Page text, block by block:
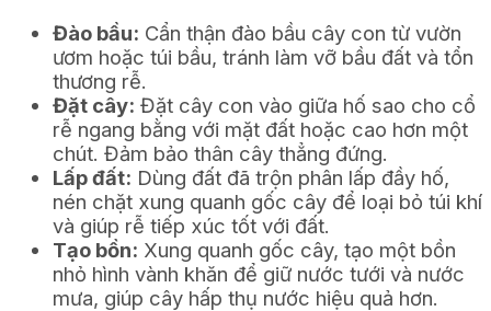
Đào bầu: Cẩn thận đào bầu cây con từ vườn
ươm hoặc túi bầu, tránh làm vỡ bầu đất và tổn
thương rễ.
Đặt cây: Đặt cây con vào giữa hố sao cho cổ
rễ ngang bằng với mặt đất hoặc cao hơn một
chút. Đảm bảo thân cây thẳng đứng.
Lấp đất: Dùng đất đã trộn phân lấp đầy hố,
nén chặt xung quanh gốc cây để loại bỏ túi khí
và giúp rễ tiếp xúc tốt với đất.
Tạo bồn: Xung quanh gốc cây, tạo một bồn
nhỏ hình vành khăn để giữ nước tưới và nước
mưa, giúp cây hấp thụ nước hiệu quả hơn.